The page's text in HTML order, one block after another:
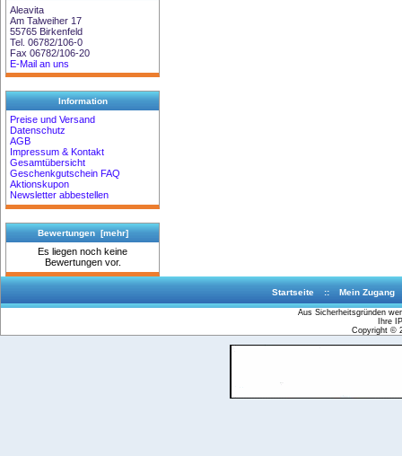
Aleavita
Am Talweiher 17
55765 Birkenfeld
Tel. 06782/106-0
Fax 06782/106-20
E-Mail an uns
Information
Preise und Versand
Datenschutz
AGB
Impressum & Kontakt
Gesamtübersicht
Geschenkgutschein FAQ
Aktionskupon
Newsletter abbestellen
Bewertungen [mehr]
Es liegen noch keine
Bewertungen vor.
Startseite :: Mein Zugang
Aus Sicherheitsgründen
Ihre
Copyright ©